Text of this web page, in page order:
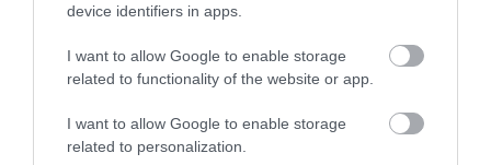
device identifiers in apps.
I want to allow Google to enable storage
related to functionality of the website or app.
I want to allow Google to enable storage
related to personalization.
EUROSTAT ΕΛΛΑΔΑ ΠΛΗΘΩΡΙΣΜΟΣ
ΔΕΙΤΕ ΠΡΩΤΟΙΟΛΑ ΤΑ ΝΕΑ ΤΟΥ PAGENEWS ΣΤΟ
GOOGLE NEWS